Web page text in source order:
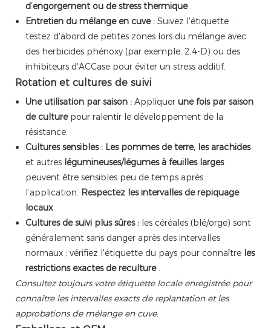
d’engorgement ou de stress thermique.
Entretien du mélange en cuve :Suivez l'étiquette :
testez d'abord de petites zones lors du mélange avec
des herbicides phénoxy (par exemple, 2,4-D) ou des
inhibiteurs d'ACCase pour éviter un stress additif.
Rotation et cultures de suivi
Une utilisation par saison :Appliquer une fois par saison
de culturepour ralentir le développement de la
résistance.
Cultures sensibles : Les pommes de terre, les arachides
et autres légumineuses/légumes à feuilles larges
peuvent être sensibles peu de temps après
l’application. Respectez les intervalles de repiquage
locaux.
Cultures de suivi plus sûres :les céréales (blé/orge) sont
généralement sans danger après des intervalles
normaux ; vérifiez l'étiquette du pays pour connaître les
restrictions exactes de reculture.
Consultez toujours votre étiquette locale enregistrée pour
connaître les intervalles exacts de replantation et les
approbations de mélange en cuve.